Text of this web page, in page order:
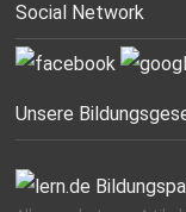
Social Network
Unsere